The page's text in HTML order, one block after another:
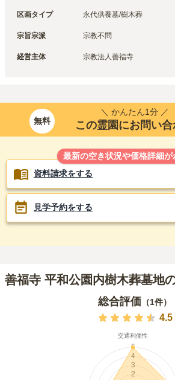
区画タイプ 永代供養墓/樹木葬
宗旨宗派 宗教不問
経営主体 宗教法人善福寺
無料
＼ かんたん1分 ／
この霊園にお問い
最新の空き状況や価格詳細が
資料請求をする
見学予約をする
善福寺 平和公園内樹木葬墓地
総合評価 （1件）
4.5